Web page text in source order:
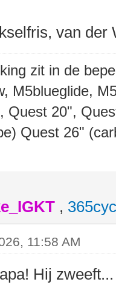
van der
zit in de
M5blueglide,
Quest 20",
Quest 26"
,
11:58 AM
Hij zweeft...